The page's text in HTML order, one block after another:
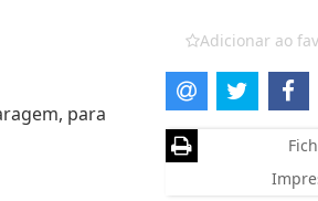
para
Adicionar ao